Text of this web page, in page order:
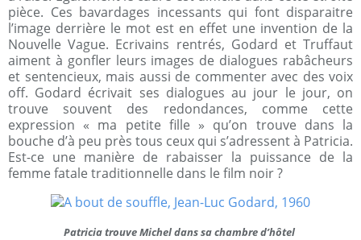
pièce. Ces bavardages incessants qui font disparaitre
l’image derrière le mot est en effet une invention de la
Nouvelle Vague. Ecrivains rentrés, Godard et Truffaut
aiment à gonfler leurs images de dialogues rabâcheurs
et sentencieux, mais aussi de commenter avec des voix
off. Godard écrivait ses dialogues au jour le jour, on
trouve souvent des redondances, comme cette
expression « ma petite fille » qu’on trouve dans la
bouche d’à peu près tous ceux qui s’adressent à Patricia.
Est-ce une manière de rabaisser la puissance de la
femme fatale traditionnelle dans le film noir ?
Patricia trouve Michel dans sa chambre d’hôtel